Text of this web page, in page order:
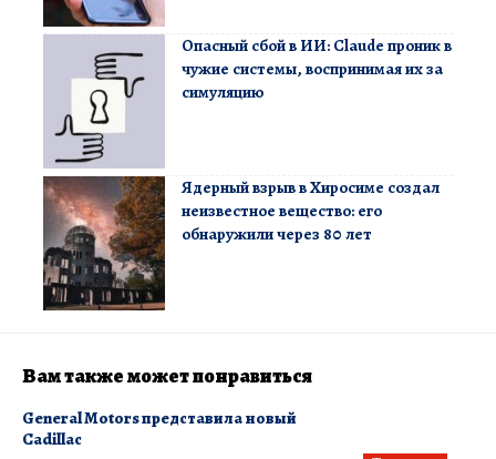
Опасный сбой в ИИ: Claude проник в
чужие системы, воспринимая их за
симуляцию
Ядерный взрыв в Хиросиме создал
неизвестное вещество: его
обнаружили через 80 лет
Вам также может понравиться
General Motors представила новый
Cadillac